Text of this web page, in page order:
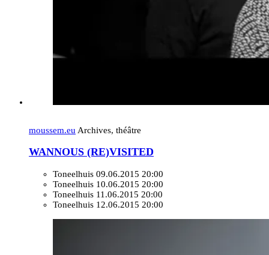
moussem.eu Archives, théâtre
WANNOUS (RE)VISITED
Toneelhuis 09.06.2015 20:00
Toneelhuis 10.06.2015 20:00
Toneelhuis 11.06.2015 20:00
Toneelhuis 12.06.2015 20:00